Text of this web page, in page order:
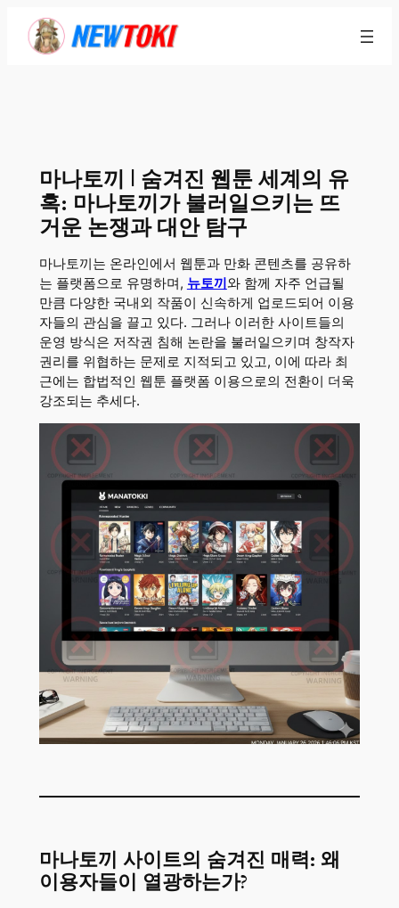
마나토끼 | 숨겨진 웹툰 세계의 유
혹: 마나토끼가 불러일으키는 뜨
거운 논쟁과 대안 탐구
마나토끼는 온라인에서 웹툰과 만화 콘텐츠를 공유하
는 플랫폼으로 유명하며, 뉴토끼와 함께 자주 언급될
만큼 다양한 국내외 작품이 신속하게 업로드되어 이용
자들의 관심을 끌고 있다. 그러나 이러한 사이트들의
운영 방식은 저작권 침해 논란을 불러일으키며 창작자
권리를 위협하는 문제로 지적되고 있고, 이에 따라 최
근에는 합법적인 웹툰 플랫폼 이용으로의 전환이 더욱
강조되는 추세다.
마나토끼 사이트의 숨겨진 매력: 왜
이용자들이 열광하는가?